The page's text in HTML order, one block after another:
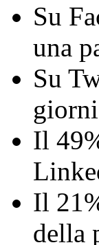
Su
una
Su
Il
Il
della